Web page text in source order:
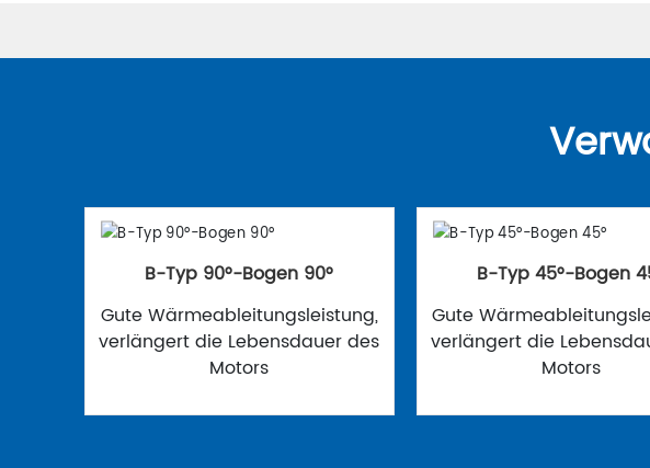
B-Typ 90°-Bogen 90°
Gute Wärmeableitungsleistung,
verlängert die Lebensdauer des
Motors
B-Typ 45°-Bogen
Gute
verlängert die
Motors